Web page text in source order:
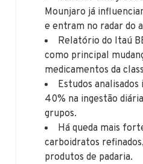
Mounjaro já
e entram no radar do
Relatório do Itaú
como principal
medicamentos da
Estudos
40% na ingestão
grupos.
Há queda mais
carboidratos
produtos de padaria.